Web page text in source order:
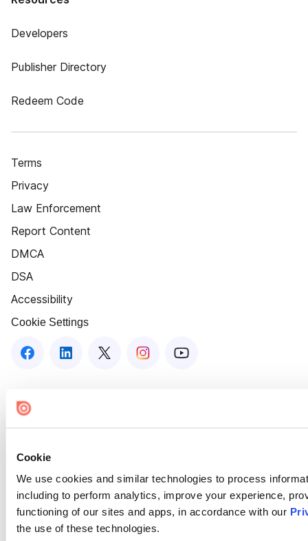
Cookie
We use cookies and similar technologies to process
including to perform analytics, improve your experience,
functioning of our sites and apps, in accordance with our
the use of these technologies.
Developers
Publisher Directory
Redeem Code
Terms
Privacy
Law Enforcement
Report Content
DMCA
DSA
Accessibility
Cookie Settings